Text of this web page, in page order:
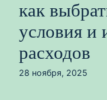
как
условия и
расходов
28 ноября, 2025